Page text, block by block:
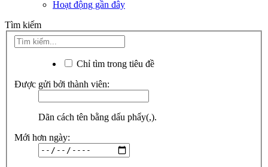
Hoạt động gần đây
Tìm kiếm
Chỉ tìm trong tiêu đề
Được gửi bởi thành viên:
Dãn cách tên bằng dấu phẩy(,).
Mới hơn ngày: